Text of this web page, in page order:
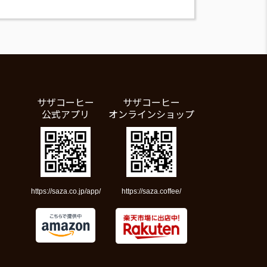
サザコーヒー
公式アプリ
https://saza.co.jp/app/
サザコーヒー
オンラインショップ
https://saza.coffee/